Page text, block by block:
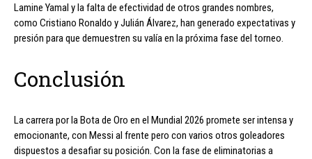
Lamine Yamal y la falta de efectividad de otros grandes nombres,
como Cristiano Ronaldo y Julián Álvarez, han generado expectativas y
presión para que demuestren su valía en la próxima fase del torneo.
Conclusión
La carrera por la Bota de Oro en el Mundial 2026 promete ser intensa y
emocionante, con Messi al frente pero con varios otros goleadores
dispuestos a desafiar su posición. Con la fase de eliminatorias a